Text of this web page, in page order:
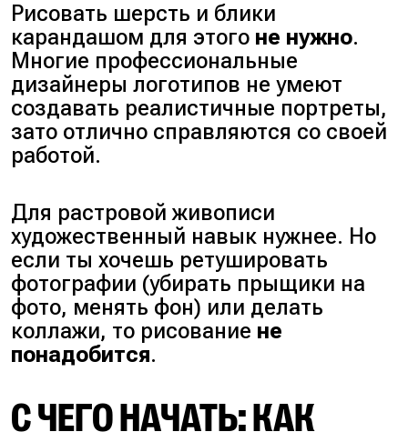
Рисовать шерсть и блики
карандашом для этого не нужно.
Многие профессиональные
дизайнеры логотипов не умеют
создавать реалистичные портреты,
зато отлично справляются со своей
работой.
Для растровой живописи
художественный навык нужнее. Но
если ты хочешь ретушировать
фотографии (убирать прыщики на
фото, менять фон) или делать
коллажи, то рисование не
понадобится.
С ЧЕГО НАЧАТЬ: КАК